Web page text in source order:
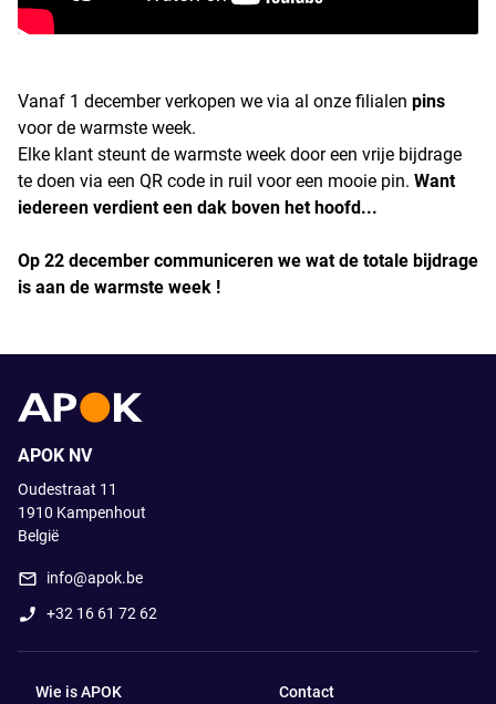
Vanaf 1 december verkopen we via al onze filialen pins
voor de warmste week.
Elke klant steunt de warmste week door een vrije bijdrage
te doen via een QR code in ruil voor een mooie pin. Want
iedereen verdient een dak boven het hoofd...
Op 22 december communiceren we wat de totale bijdrage
is aan de warmste week !
APOK NV
Oudestraat 11
1910 Kampenhout
België
info@apok.be
+32 16 61 72 62
Wie is APOK Contact